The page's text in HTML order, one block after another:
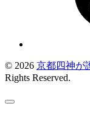
© 2026 京都四神が
Rights Reserved.